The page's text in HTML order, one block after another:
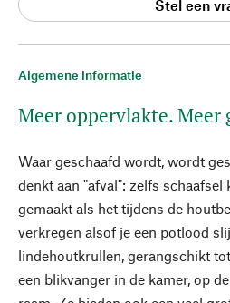
Algemene informatie
Meer oppervlakte. Meer
Waar geschaafd wordt, wordt
denkt aan "afval": zelfs
gemaakt als het tijdens de
verkregen alsof je een potlood
lindehoutkrullen, gerangschikt
een blikvanger in de kamer, op
Stel een